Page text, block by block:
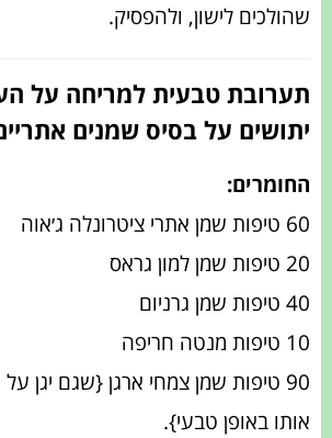
שהולכים לישון, ולהפסיק.
תערובת טבעית למריחה על
יתושים על בסיס שמנים
החומרים:
60 טיפות שמן אתרי ציטרונלה ג׳אוה
20 טיפות שמן למון גראס
40 טיפות שמן גרניום
10 טיפות מנטה חריפה
90 טיפות שמן צמחי ארגן {שגם יגן על
אותו באופן טבעי}.